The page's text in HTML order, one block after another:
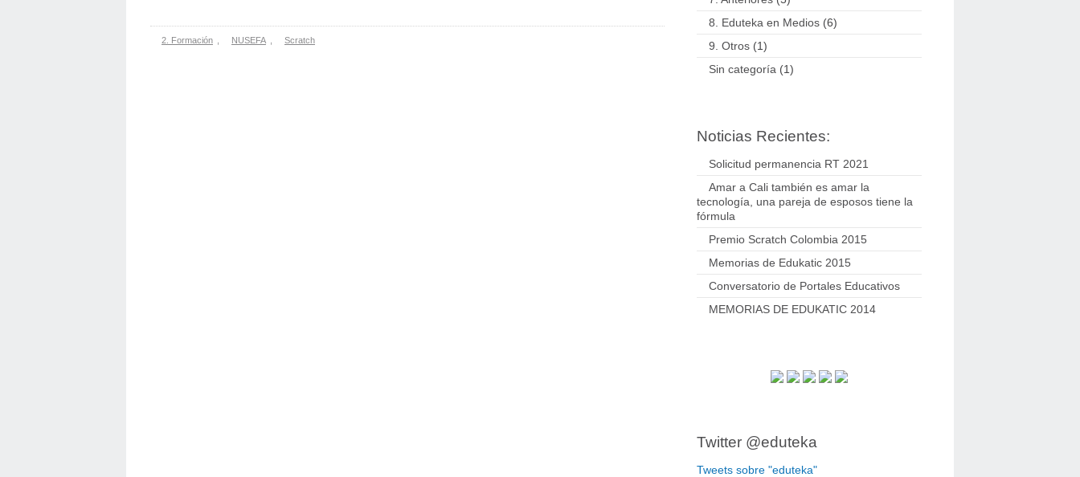
2. Formación NUSEFA Scratch
8. Eduteka en Medios (6)
9. Otros (1)
Sin categoría (1)
Noticias Recientes:
Solicitud permanencia RT 2021
Amar a Cali también es amar la
tecnología, una pareja de esposos tiene la
fórmula
Premio Scratch Colombia 2015
Memorias de Edukatic 2015
Conversatorio de Portales Educativos
MEMORIAS DE EDUKATIC 2014
Twitter @eduteka
Tweets sobre "eduteka"